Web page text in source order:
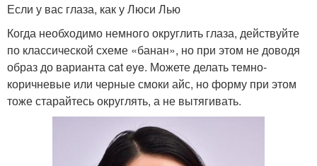
Если у вас глаза, как у Люси Лью
Когда необходимо немного округлить глаза, действуйте
по классической схеме «банан», но при этом не доводя
образ до варианта cat eye. Можете делать темно-
коричневые или черные смоки айс, но форму при этом
тоже старайтесь округлять, а не вытягивать.